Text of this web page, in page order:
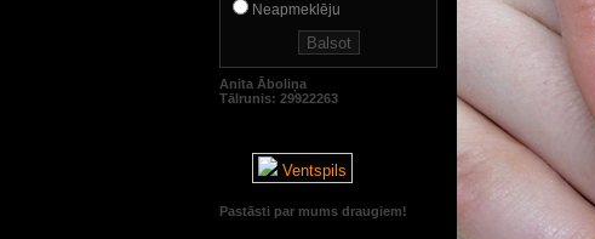
Neapmeklēju
Anita Āboliņa
Tālrunis: 29922263
Ventspils
Pastāsti par mums draugiem!